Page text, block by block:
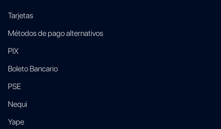
Tarjetas
Métodos de pago alternativos
PIX
Boleto Bancario
PSE
Nequi
Yape